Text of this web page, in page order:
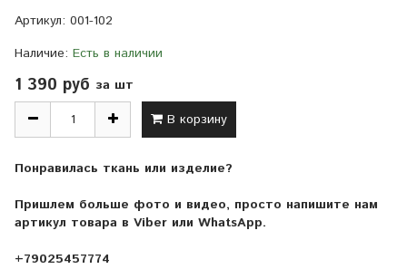
Артикул: 001-102
Наличие: Есть в наличии
1 390 руб за шт
В корзину
Понравилась ткань или изделие?
Пришлем больше фото и видео, просто напишите нам
артикул товара в Viber или WhatsApp.
+79025457774